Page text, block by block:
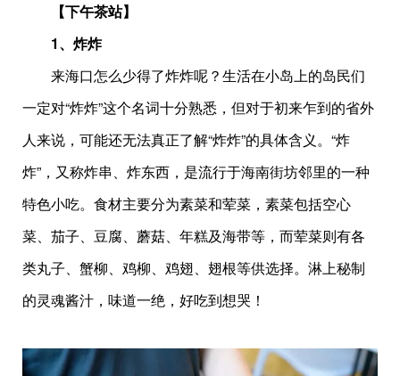
【下午茶站】
1、炸炸
来海口怎么少得了炸炸呢？生活在小岛上的岛民们
一定对“炸炸”这个名词十分熟悉，但对于初来乍到的省外
人来说，可能还无法真正了解“炸炸”的具体含义。“炸
炸”，又称炸串、炸东西，是流行于海南街坊邻里的一种
特色小吃。食材主要分为素菜和荤菜，素菜包括空心
菜、茄子、豆腐、蘑菇、年糕及海带等，而荤菜则有各
类丸子、蟹柳、鸡柳、鸡翅、翅根等供选择。淋上秘制
的灵魂酱汁，味道一绝，好吃到想哭！